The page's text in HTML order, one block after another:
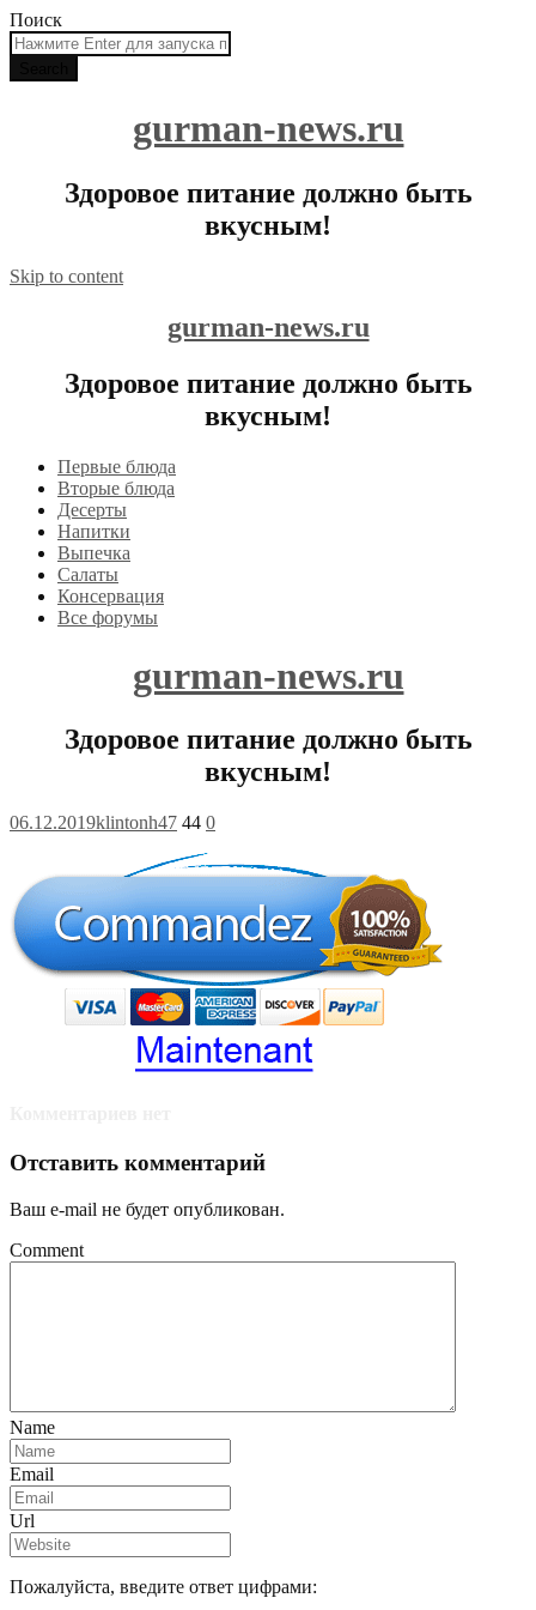
Поиск
gurman-news.ru
Здоровое питание должно быть
вкусным!
Skip to content
gurman-news.ru
Здоровое питание должно быть
вкусным!
Первые блюда
Вторые блюда
Десерты
Напитки
Выпечка
Салаты
Консервация
Все форумы
gurman-news.ru
Здоровое питание должно быть
вкусным!
06.12.2019klintonh47 44 0
Отставить комментарий
Ваш e-mail не будет опубликован.
Comment
Name
Email
Url
Пожалуйста, введите ответ цифрами: